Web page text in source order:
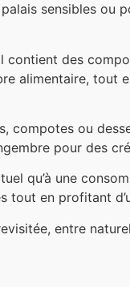
sensibles ou
contient des
alimentaire, tout
compotes ou
pour des
qu’à une
en profitant
entre